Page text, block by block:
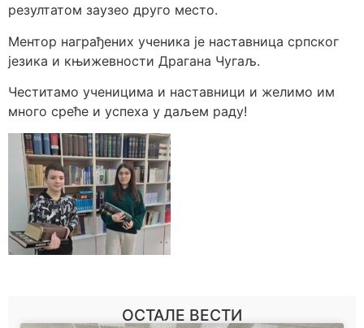
резултатом заузео друго место.
Ментор награђених ученика је наставница српског
језика и књижевности Драгана Чугаљ.
Честитамо ученицима и наставници и желимо им
много среће и успеха у даљем раду!
ОСТАЛЕ ВЕСТИ